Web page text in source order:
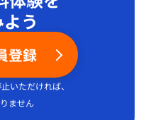
う
登録
いただければ、
ません